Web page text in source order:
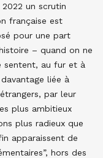
un scrutin
française est
pour une part
– quand on ne
sentent, au fur et à
liée à
par leur
plus ambitieux
plus radieux que
apparaissent de
hors des